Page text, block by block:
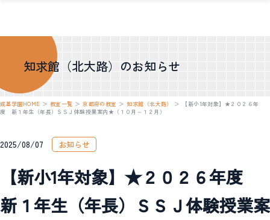
知求館（北大路）のお知らせ
成基学園HOME ＞ 教室一覧 ＞京都府の教室 ＞知求館（北大路） ＞
【新小1年対象】★２０２６年
度 新１年生（年長）ＳＳＪ体験授業案内★（１０月～１２月）
2025/08/07 お知らせ
【新小1年対象】★２０２６年度
新１年生（年長）ＳＳＪ体験授業案